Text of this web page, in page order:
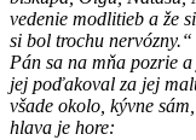
vedenie modlitieb a že
si bol trochu
Pán sa na mňa pozrie
jej poďakoval za jej
všade okolo, kývne
hlava je hore: